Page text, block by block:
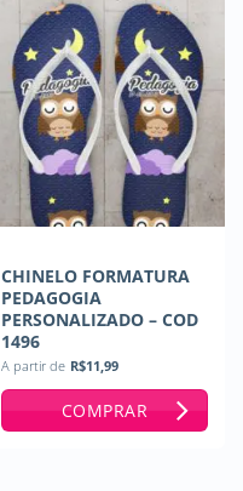
CHINELO FORMATURA
PEDAGOGIA
PERSONALIZADO – COD
1496
A partir de R$11,99
COMPRAR